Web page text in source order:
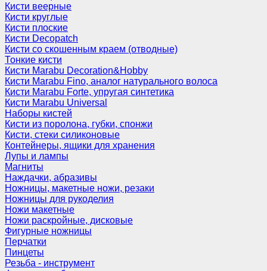
Кисти веерные
Кисти круглые
Кисти плоские
Кисти Decopatch
Кисти со скошенным краем (отводные)
Тонкие кисти
Кисти Marabu Decoration&Hobby
Кисти Marabu Fino, аналог натурального волоса
Кисти Marabu Forte, упругая синтетика
Кисти Marabu Universal
Наборы кистей
Кисти из поролона, губки, спонжи
Кисти, стеки силиконовые
Контейнеры, ящики для хранения
Лупы и лампы
Магниты
Наждачки, абразивы
Ножницы, макетные ножи, резаки
Ножницы для рукоделия
Ножи макетные
Ножи раскройные, дисковые
Фигурные ножницы
Перчатки
Пинцеты
Резьба - инструмент